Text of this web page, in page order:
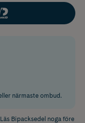
närmaste ombud.
Bipacksedel noga före